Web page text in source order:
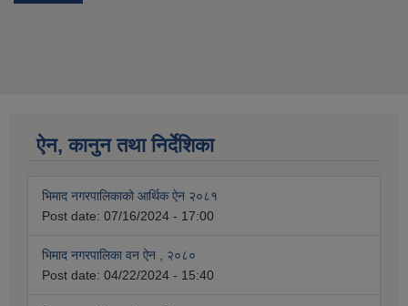
ऐन, कानुन तथा निर्देशिका
भिमाद नगरपालिकाको आर्थिक ऐन २०८१
Post date: 07/16/2024 - 17:00
भिमाद नगरपालिका वन ऐन , २०८०
Post date: 04/22/2024 - 15:40